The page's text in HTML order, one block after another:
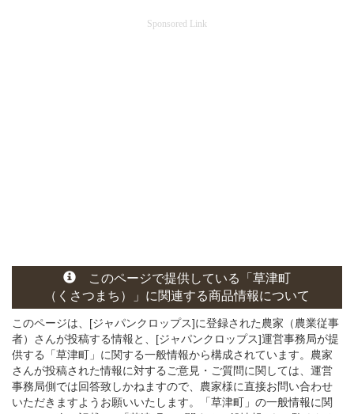
Sponsored Link
このページで提供している
「草津町
（くさつまち）」 に関連する商品情報について
このページは、[ジャパンクロップス]に登録された農家（農業従事
者）さんが投稿する情報と、[ジャパンクロップス]運営事務局が提
供する「草津町」に関する一般情報から構成されています。農家
さんが投稿された情報に対するご意見・ご質問に関しては、運営
事務局側では回答致しかねますので、農家様に直接お問い合わせ
いただきますようお願いいたします。「草津町」の一般情報に関